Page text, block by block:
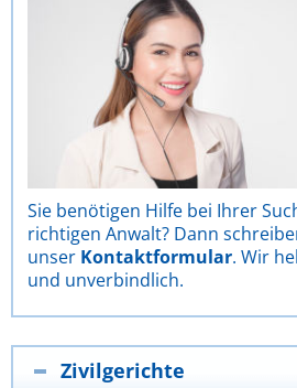
Sie benötigen Hilfe bei Ihrer
richtigen Anwalt? Dann
unser Kontaktformular. Wir
und unverbindlich.
Zivilgerichte